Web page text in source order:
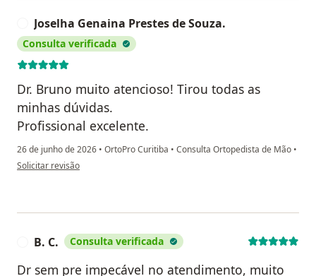
Joselha Genaina Prestes de Souza.
Consulta verificada
Dr. Bruno muito atencioso! Tirou todas as
minhas dúvidas.
Profissional excelente.
26 de junho de 2026 • OrtoPro Curitiba • Consulta Ortopedista de Mão •
na opinião do utilizador Joselha Genaina Prestes de Souza.
Solicitar revisão
B. C. Consulta verificada
Dr sem pre impecável no atendimento, muito